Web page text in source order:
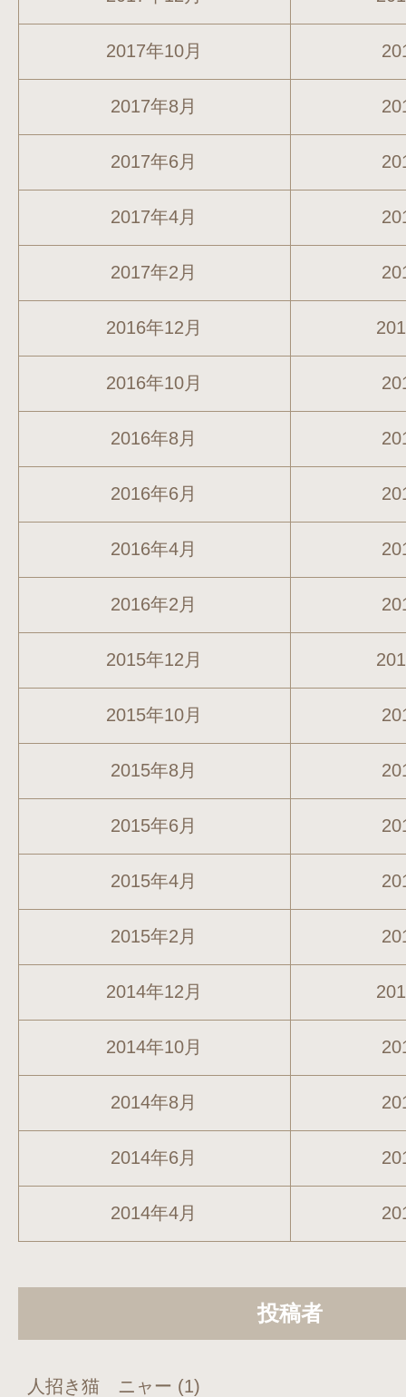
2017年10月
2017年8月
2017年6月
2017年4月
2017年2月
2016年12月
2016年10月
2016年8月
2016年6月
2016年4月
2016年2月
2015年12月
2015年10月
2015年8月
2015年6月
2015年4月
2015年2月
2014年12月
2014年10月
2014年8月
2014年6月
2014年4月
投稿者
人招き猫 ニャー (1)